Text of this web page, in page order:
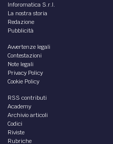
Inforomatica S.r.l.
La nostra storia
Redazione
Pubblicità
Avvertenze legali
Contestazioni
Note legali
Privacy Policy
Cookie Policy
RSS contributi
Academy
Archivio articoli
Codici
Riviste
Rubriche